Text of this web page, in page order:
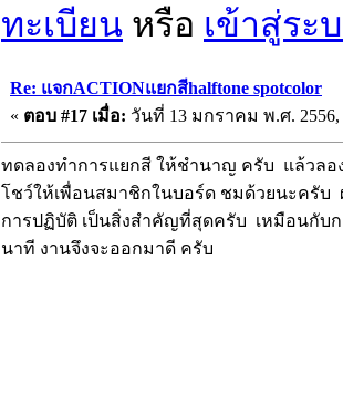
ทะเบียน หรือ เข้าสู่ระ
Re: แจกACTIONแยกสีhalftone spotcolor
« ตอบ #17 เมื่อ: วันที่ 13 มกราคม พ.ศ. 2556,
ทดลองทำการแยกสี ให้ชำนาญ ครับ แล้วลอ
โชว์ให้เพื่อนสมาชิกในบอร์ด ชมด้วยนะครับ
การปฏิบัติ เป็นสิ่งสำคัญที่สุดครับ เหมือนกับ
นาที งานจึงจะออกมาดี ครับ